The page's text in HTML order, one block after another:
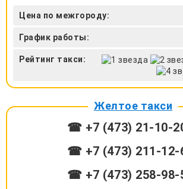
Цена по межгороду:
График работы:
Рейтинг такси:
Желтое такси
☎ +7 (473) 21-10-
☎ +7 (473) 211-12-
☎ +7 (473) 258-98-